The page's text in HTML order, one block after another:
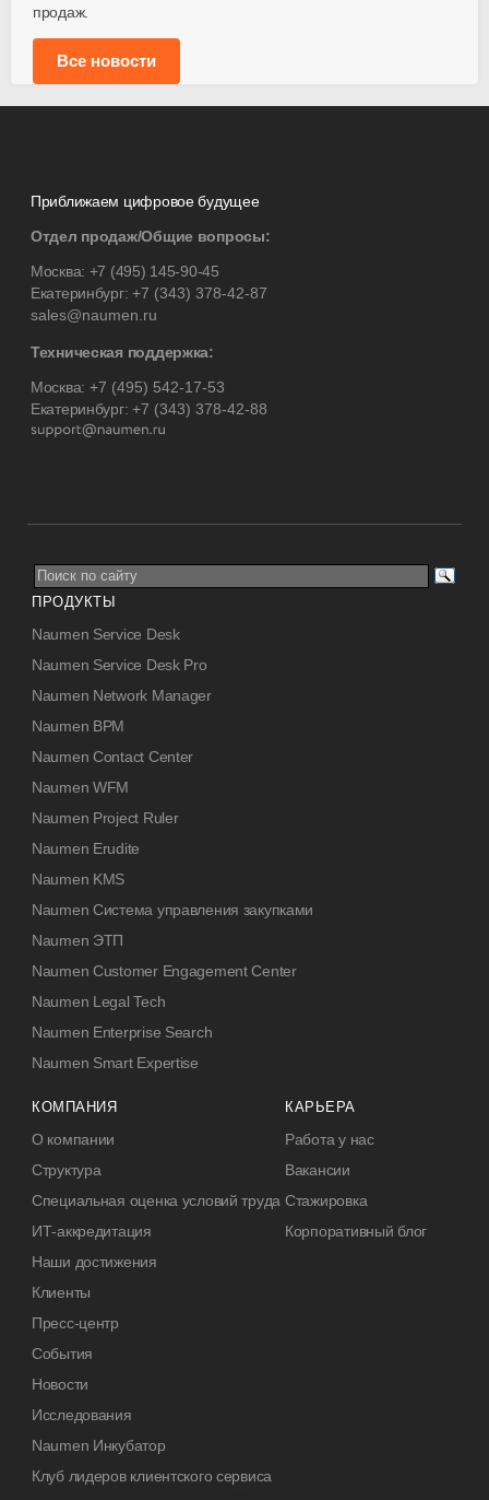
продаж.
Все новости
Приближаем цифровое будущее
Отдел продаж/Общие вопросы:
Москва: +7 (495) 145-90-45
Екатеринбург:+7 (343) 378-42-87
sales@naumen.ru
Техническая поддержка:
Москва: +7 (495) 542-17-53
Екатеринбург:+7 (343) 378-42-88
ПРОДУКТЫ
Naumen Service Desk
Naumen Service Desk Pro
Naumen Network Manager
Naumen BPM
Naumen Contact Center
Naumen WFM
Naumen Project Ruler
Naumen Erudite
Naumen KMS
Naumen Система управления закупками
Naumen ЭТП
Naumen Customer Engagement Center
Naumen Legal Tech
Naumen Enterprise Search
Naumen Smart Expertise
КОМПАНИЯ
О компании
Структура
Специальная оценка условий труда
ИТ-аккредитация
Наши достижения
Клиенты
Пресс-центр
События
Новости
Исследования
Naumen Инкубатор
Клуб лидеров клиентского сервиса
КАРЬЕРА
Работа у нас
Вакансии
Стажировка
Корпоративный блог